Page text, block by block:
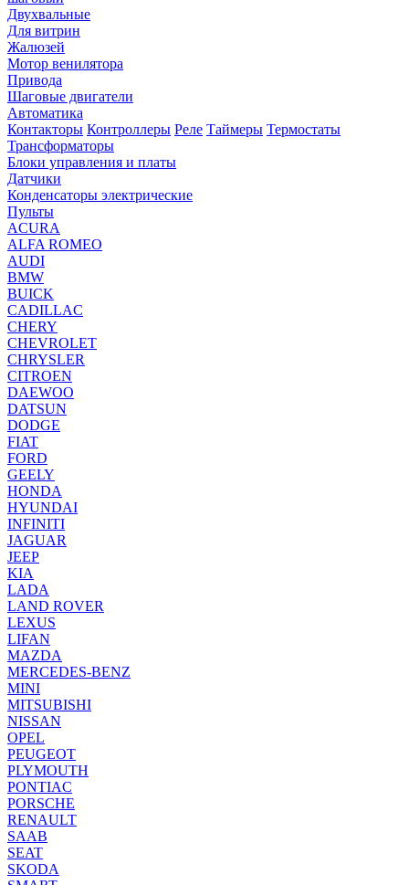
Двухвальные
Для витрин
Жалюзей
Мотор венилятора
Привода
Шаговые двигатели
Автоматика
Контакторы Контроллеры Реле Таймеры Термостаты
Трансформаторы
Блоки управления и платы
Датчики
Конденсаторы электрические
Пульты
ACURA
ALFA ROMEO
AUDI
BMW
BUICK
CADILLAC
CHERY
CHEVROLET
CHRYSLER
CITROEN
DAEWOO
DATSUN
DODGE
FIAT
FORD
GEELY
HONDA
HYUNDAI
INFINITI
JAGUAR
JEEP
KIA
LADA
LAND ROVER
LEXUS
LIFAN
MAZDA
MERCEDES-BENZ
MINI
MITSUBISHI
NISSAN
OPEL
PEUGEOT
PLYMOUTH
PONTIAC
PORSCHE
RENAULT
SAAB
SEAT
SKODA